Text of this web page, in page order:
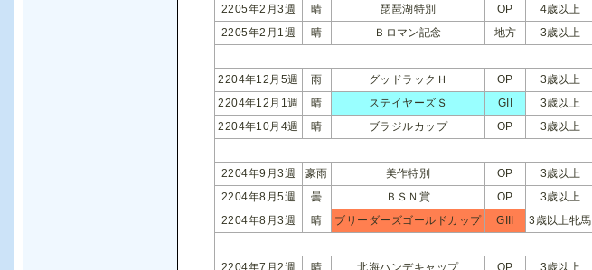
2205年2月3週
晴 琵琶湖特別 OP 4歳以上
2205年2月1週
晴 Ｂロマン記念 地方 3歳以上
2204年12月5週
雨 グッドラックＨ OP 3歳以上
2204年12月1週
晴 ステイヤーズＳ GII 3歳以上
2204年10月4週
晴 ブラジルカップ OP 3歳以上
2204年9月3週
豪雨 美作特別 OP 3歳以上
2204年8月5週
曇 ＢＳＮ賞 OP 3歳以上
2204年8月3週
晴 ブリーダーズゴールドカップ GIII 3歳以上牝馬
2204年7月2週
晴 北海ハンデキャップ OP 3歳以上